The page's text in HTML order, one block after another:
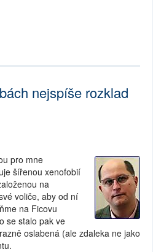
nejspíše rozklad
pro mne
šířenou xenofobií
na
voliče, aby od ní
na Ficovu
se stalo pak ve
oslabená (ale zdaleka ne jako